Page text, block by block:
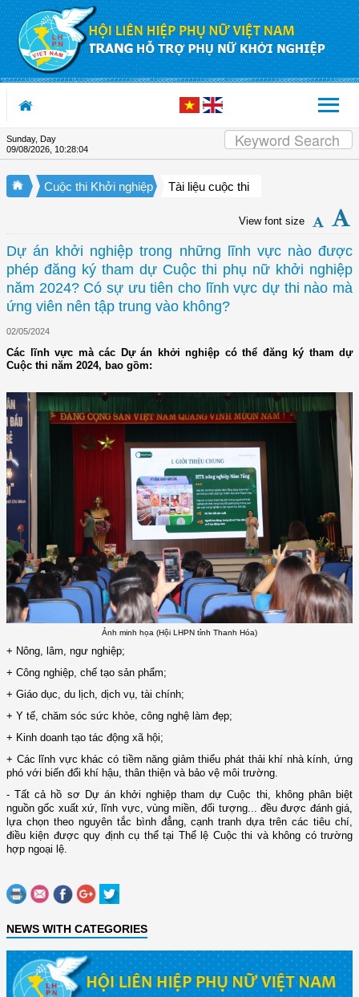
Skip to Content
Sunday, Day
09/08/2026 10:28:04
Cuộc thi Khởi nghiệp Tài liệu cuộc thi
View font size
Dự án khởi nghiệp trong những lĩnh vực nào được
phép đăng ký tham dự Cuộc thi phụ nữ khởi nghiệp
năm 2024? Có sự ưu tiên cho lĩnh vực dự thi nào mà
ứng viên nên tập trung vào không?
02/05/2024
Các lĩnh vực mà các Dự án khởi nghiệp có thể đăng ký tham dự
Cuộc thi năm 2024, bao gồm:
Ảnh minh họa (Hội LHPN tỉnh Thanh Hóa)
+ Nông, lâm, ngư nghiệp;
+ Công nghiệp, chế tạo sản phẩm;
+ Giáo dục, du lịch, dịch vụ, tài chính;
+ Y tế, chăm sóc sức khỏe, công nghệ làm đẹp;
+ Kinh doanh tạo tác động xã hội;
+ Các lĩnh vực khác có tiềm năng giảm thiểu phát thải khí nhà kính, ứng
phó với biến đổi khí hậu, thân thiện và bảo vệ môi trường.
- Tất cả hồ sơ Dự án khởi nghiệp tham dự Cuộc thi, không phân biệt
nguồn gốc xuất xứ, lĩnh vực, vùng miền, đối tượng... đều được đánh giá,
lựa chọn theo nguyên tắc bình đẳng, cạnh tranh dựa trên các tiêu chí,
điều kiện được quy định cụ thể tại Thể lệ Cuộc thi và không có trường
hợp ngoại lệ.
NEWS WITH CATEGORIES